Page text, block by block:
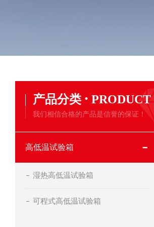
产品分类 · PRODUCT
我们相信合格的产品是信誉的保证！
高低温试验箱
湿热高低温试验箱
可程式高低温试验箱